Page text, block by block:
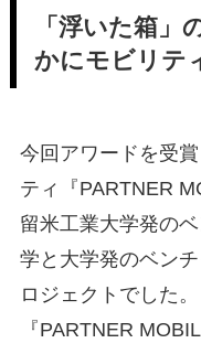
「浮いた箱」
かにモビリテ
今回アワードを受
ティ『PARTNER
留米工業大学発の
学と大学発のベン
ロジェクトでした。
『PARTNER